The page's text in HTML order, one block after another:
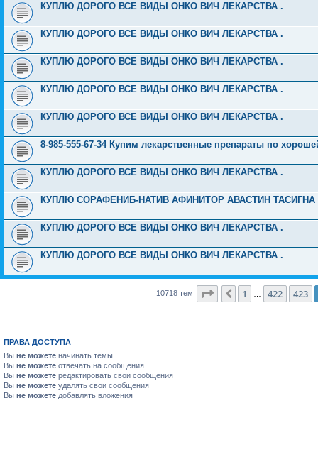
КУПЛЮ ДОРОГО ВСЕ ВИДЫ ОНКО ВИЧ ЛЕКАРСТВА .
КУПЛЮ ДОРОГО ВСЕ ВИДЫ ОНКО ВИЧ ЛЕКАРСТВА .
КУПЛЮ ДОРОГО ВСЕ ВИДЫ ОНКО ВИЧ ЛЕКАРСТВА .
КУПЛЮ ДОРОГО ВСЕ ВИДЫ ОНКО ВИЧ ЛЕКАРСТВА .
КУПЛЮ ДОРОГО ВСЕ ВИДЫ ОНКО ВИЧ ЛЕКАРСТВА .
8-985-555-67-34 Купим лекарственные препараты по
КУПЛЮ ДОРОГО ВСЕ ВИДЫ ОНКО ВИЧ ЛЕКАРСТВА .
КУПЛЮ СОРАФЕНИБ-НАТИВ АФИНИТОР АВАСТИН ТАСИГНА
КУПЛЮ ДОРОГО ВСЕ ВИДЫ ОНКО ВИЧ ЛЕКАРСТВА .
КУПЛЮ ДОРОГО ВСЕ ВИДЫ ОНКО ВИЧ ЛЕКАРСТВА .
10718 тем Страница 424из 429
Пред.
1 422 423
ПРАВА ДОСТУПА
Вы не можете начинать темы
Вы не можете отвечать на сообщения
Вы не можете редактировать свои сообщения
Вы не можете удалять свои сообщения
Вы не можете добавлять вложения